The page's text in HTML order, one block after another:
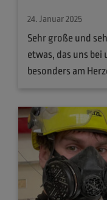
24. Januar 2025
Sehr große und
etwas, das uns
besonders am